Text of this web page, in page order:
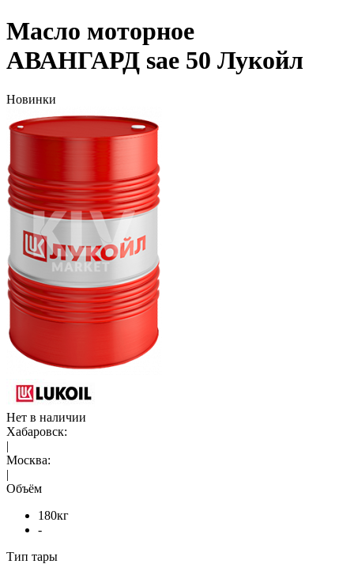
Масло моторное
АВАНГАРД sae 50 Лукойл
Новинки
Нет в наличии
Хабаровск:
|
Москва:
|
Объём
180кг
-
Тип тары